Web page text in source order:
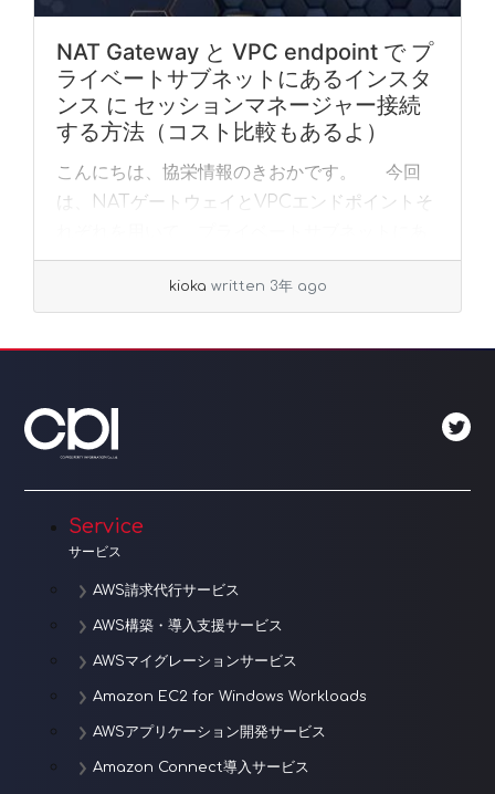
NAT Gateway と VPC endpoint で プ
ライベートサブネットにあるインスタ
ンス に セッションマネージャー接続
する方法（コスト比較もあるよ）
こんにちは、協栄情報のきおかです。 今回
は、NATゲートウェイとVPCエンドポイントそ
るインスタンスにセッションマネージャーで接
続する方法をご紹介します。 それぞれコス
kioka written 3年 ago
Service
サービス
AWS請求代行サービス
AWS構築・導入支援サービス
AWSマイグレーションサービス
Amazon EC2 for Windows Workloads
AWSアプリケーション開発サービス
Amazon Connect導入サービス